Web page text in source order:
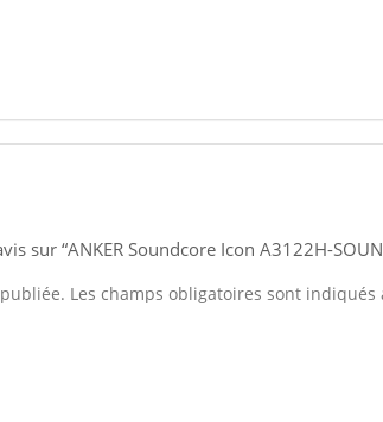
sur “ANKER Soundcore Icon A3122H-
Les champs obligatoires sont indiqués